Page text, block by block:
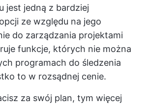
jest jedną z bardziej
ze względu na jego
do zarządzania projektami
funkcje, których nie można
programach do śledzenia
to w rozsądnej cenie.
za swój plan, tym więcej